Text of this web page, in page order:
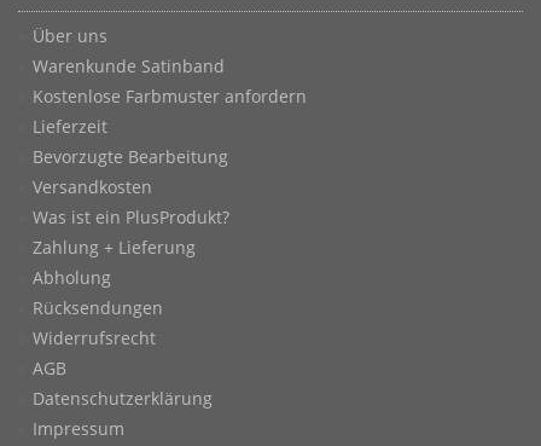
Über uns
Warenkunde Satinband
Kostenlose Farbmuster anfordern
Lieferzeit
Bevorzugte Bearbeitung
Versandkosten
Was ist ein PlusProdukt?
Zahlung + Lieferung
Abholung
Rücksendungen
Widerrufsrecht
AGB
Datenschutzerklärung
Impressum